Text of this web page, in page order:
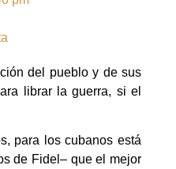
del pueblo y de sus
librar la guerra, si el
para los cubanos está
de Fidel– que el mejor